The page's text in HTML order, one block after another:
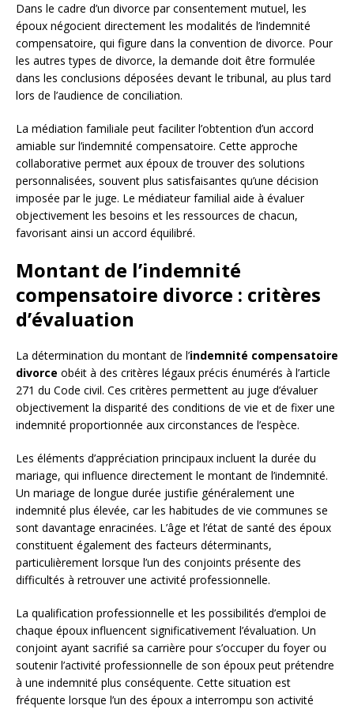
Dans le cadre d’un divorce par consentement mutuel, les
époux négocient directement les modalités de l’indemnité
compensatoire, qui figure dans la convention de divorce. Pour
les autres types de divorce, la demande doit être formulée
dans les conclusions déposées devant le tribunal, au plus tard
lors de l’audience de conciliation.
La médiation familiale peut faciliter l’obtention d’un accord
amiable sur l’indemnité compensatoire. Cette approche
collaborative permet aux époux de trouver des solutions
personnalisées, souvent plus satisfaisantes qu’une décision
imposée par le juge. Le médiateur familial aide à évaluer
objectivement les besoins et les ressources de chacun,
favorisant ainsi un accord équilibré.
Montant de l’indemnité
compensatoire divorce : critères
d’évaluation
La détermination du montant de l’indemnité compensatoire
divorce obéit à des critères légaux précis énumérés à l’article
271 du Code civil. Ces critères permettent au juge d’évaluer
objectivement la disparité des conditions de vie et de fixer une
indemnité proportionnée aux circonstances de l’espèce.
Les éléments d’appréciation principaux incluent la durée du
mariage, qui influence directement le montant de l’indemnité.
Un mariage de longue durée justifie généralement une
indemnité plus élevée, car les habitudes de vie communes se
sont davantage enracinées. L’âge et l’état de santé des époux
constituent également des facteurs déterminants,
particulièrement lorsque l’un des conjoints présente des
difficultés à retrouver une activité professionnelle.
La qualification professionnelle et les possibilités d’emploi de
chaque époux influencent significativement l’évaluation. Un
conjoint ayant sacrifié sa carrière pour s’occuper du foyer ou
soutenir l’activité professionnelle de son époux peut prétendre
à une indemnité plus conséquente. Cette situation est
fréquente lorsque l’un des époux a interrompu son activité